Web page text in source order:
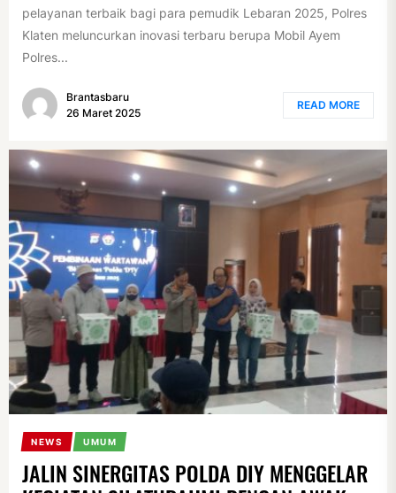
pelayanan terbaik bagi para pemudik Lebaran 2025, Polres
Klaten meluncurkan inovasi terbaru berupa Mobil Ayem
Polres...
Brantasbaru
26 Maret 2025
READ MORE
NEWS UMUM
JALIN SINERGITAS POLDA DIY MENGGELAR